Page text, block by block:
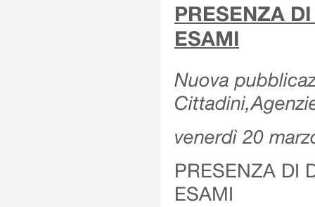
PRESENZA
ESAMI
Nuova
venerdì 20
PRESENZA DI
ESAMI